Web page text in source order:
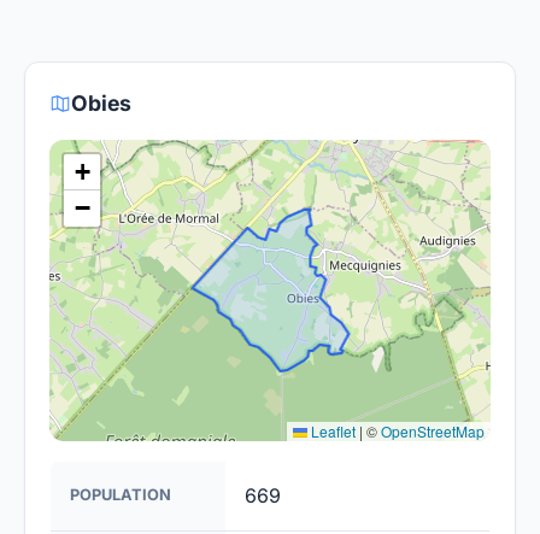
rendre la fibre optique accessible dans toute la
France. Bien que certaines zones rurales puissent
être plus difficiles à couvrir, l'objectif est de
fournir un accès à la fibre à la majorité des foyers
français d'ici 2030.
Obies
+
−
Leaflet | ©OpenStreetMap
POPULATION 669